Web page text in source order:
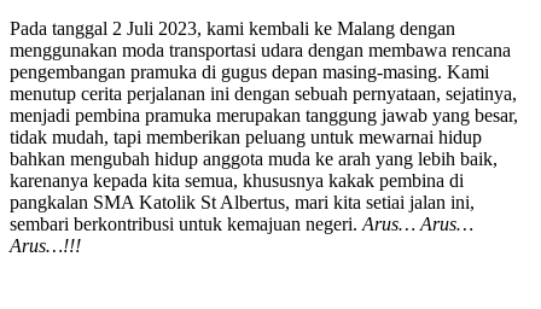
Pada tanggal 2 Juli 2023, kami kembali ke Malang dengan
menggunakan moda transportasi udara dengan membawa rencana
pengembangan pramuka di gugus depan masing-masing. Kami
menutup cerita perjalanan ini dengan sebuah pernyataan, sejatinya,
menjadi pembina pramuka merupakan tanggung jawab yang besar,
tidak mudah, tapi memberikan peluang untuk mewarnai hidup
bahkan mengubah hidup anggota muda ke arah yang lebih baik,
karenanya kepada kita semua, khususnya kakak pembina di
pangkalan SMA Katolik St Albertus, mari kita setiai jalan ini,
sembari berkontribusi untuk kemajuan negeri. Arus… Arus…
Arus…!!!